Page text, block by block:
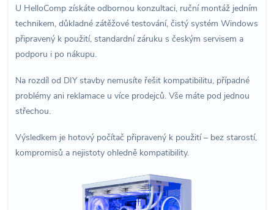
U HelloComp získáte odbornou konzultaci, ruční montáž jedním
technikem, důkladné zátěžové testování, čistý systém Windows
připravený k použití, standardní záruku s českým servisem a
podporu i po nákupu.
Na rozdíl od DIY stavby nemusíte řešit kompatibilitu, případné
problémy ani reklamace u více prodejců. Vše máte pod jednou
střechou.
Výsledkem je hotový počítač připravený k použití – bez starostí,
kompromisů a nejistoty ohledně kompatibility.